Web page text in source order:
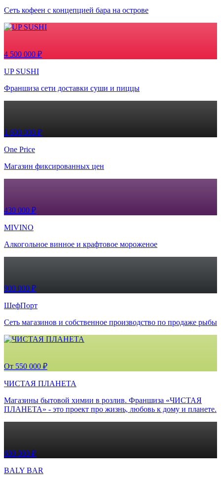
Сеть кофеен с концепцией бара на острове
4 500 000 ₽
UP SUSHI
Франшиза сети доставки суши и пиццы
1 600 000 ₽
One Price
Магазин фиксированных цен
430 000 ₽
MIVINO
Алкогольное винное и крафтовое мороженое
900 000 ₽
ШефПорт
Сеть магазинов и собственное производство по продаже рыбы
От 550 000 ₽
ЧИСТАЯ ПЛАНЕТА
Магазины бытовой химии в розлив. Франшиза «ЧИСТАЯ
ПЛАНЕТА» - это проект про жизнь, любовь к дому и планете.
600 000 ₽
BALY BAR